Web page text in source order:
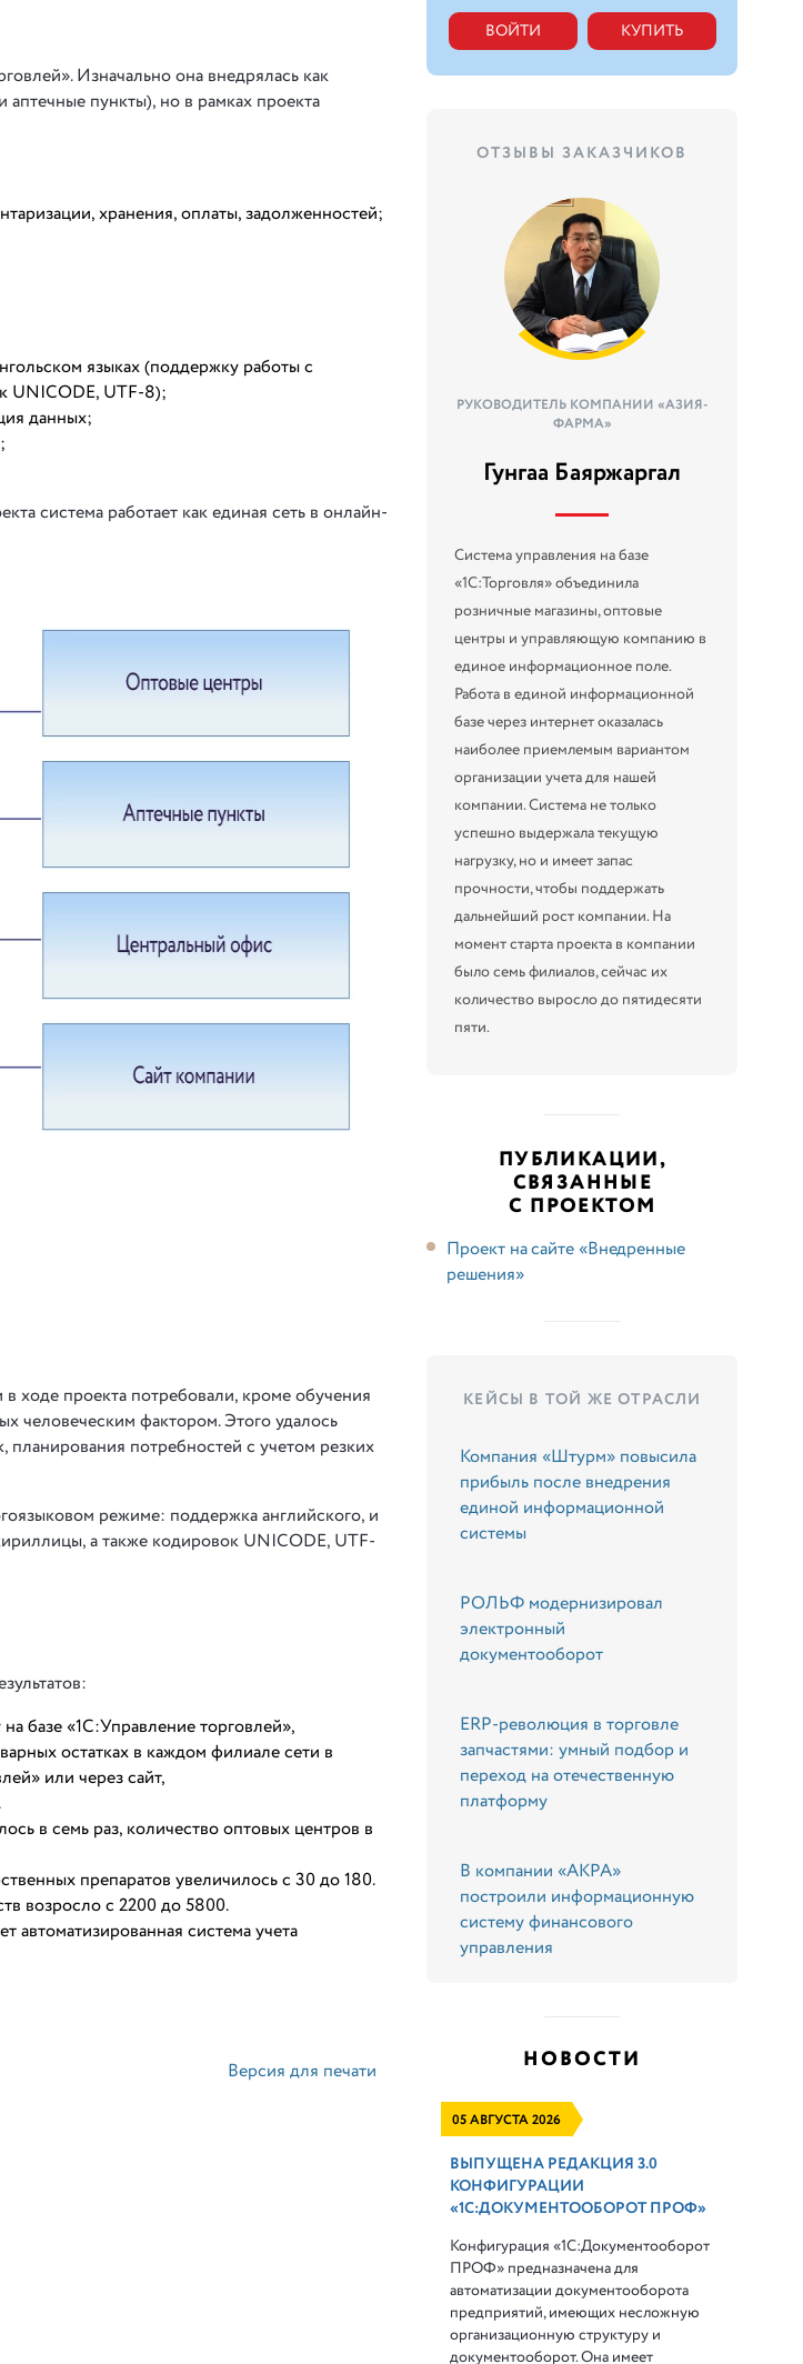
Изначально она внедрялась как
пункты), но в рамках проекта
хранения, оплаты, задолженностей;
языках (поддержку работы с
UNICODE, UTF-8);
данных;
система работает как единая сеть в онлайн-
ходе проекта потребовали, кроме обучения
человеческим фактором. Этого удалось
планирования потребностей с учетом резких
режиме: поддержка английского, и
а также кодировок UNICODE, UTF-
базе «1С:Управление торговлей»,
остатках в каждом филиале сети в
или через сайт,
в семь раз, количество оптовых центров в
препаратов увеличилось с 30 до 180.
возросло с 2200 до 5800.
автоматизированная система учета
Версия для печати
ВОЙТИ КУПИТЬ
ОТЗЫВЫ ЗАКАЗЧИКОВ
РУКОВОДИТЕЛЬ КОМПАНИИ «АЗИЯ-
ФАРМА»
Гунгаа Баяржаргал
Система управления на базе
«1С:Торговля» объединила
розничные магазины, оптовые
центры и управляющую компанию в
единое информационное поле.
Работа в единой информационной
базе через интернет оказалась
наиболее приемлемым вариантом
организации учета для нашей
компании. Система не только
успешно выдержала текущую
нагрузку, но и имеет запас
прочности, чтобы поддержать
дальнейший рост компании. На
момент старта проекта в компании
было семь филиалов, сейчас их
количество выросло до пятидесяти
пяти.
ПУБЛИКАЦИИ,
СВЯЗАННЫЕ
С ПРОЕКТОМ
Проект на сайте «Внедренные
решения»
КЕЙСЫ В ТОЙ ЖЕ ОТРАСЛИ
Компания «Штурм» повысила
прибыль после внедрения
единой информационной
системы
РОЛЬФ модернизировал
электронный
документооборот
ERP-революция в торговле
запчастями: умный подбор и
переход на отечественную
платформу
В компании «АКРА»
построили информационную
систему финансового
управления
НОВОСТИ
05 АВГУСТА 2026
ВЫПУЩЕНА РЕДАКЦИЯ 3.0
КОНФИГУРАЦИИ
«1С:ДОКУМЕНТООБОРОТ ПРОФ»
Конфигурация «1С:Документооборот
ПРОФ» предназначена для
автоматизации документооборота
предприятий, имеющих несложную
организационную структуру и
документооборот. Она имеет